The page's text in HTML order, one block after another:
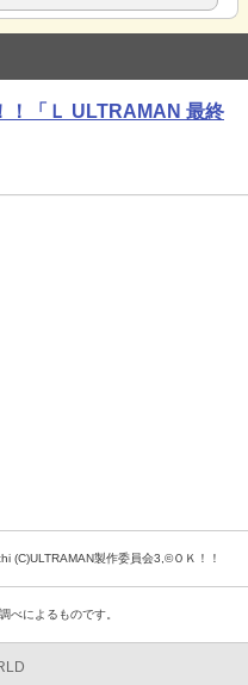
！「Ｌ ULTRAMAN 最終
(C)ULTRAMAN製作委員会3,©ＯＫ！！
べによるものです。